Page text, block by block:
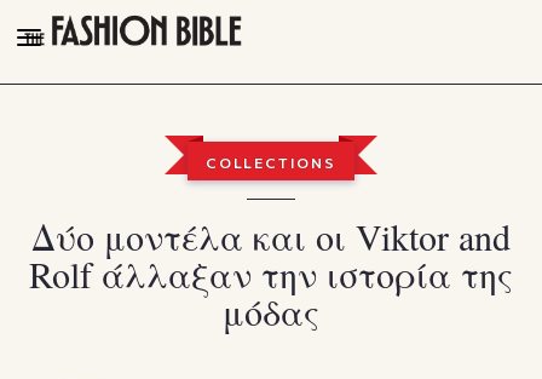
THE FASHION BIBLE
TALK OF THE TOWN
PLEASURES
COLLECTIONS
Δύο μοντέλα και οι Viktor and
Rolf άλλαξαν την ιστορία της
μόδας